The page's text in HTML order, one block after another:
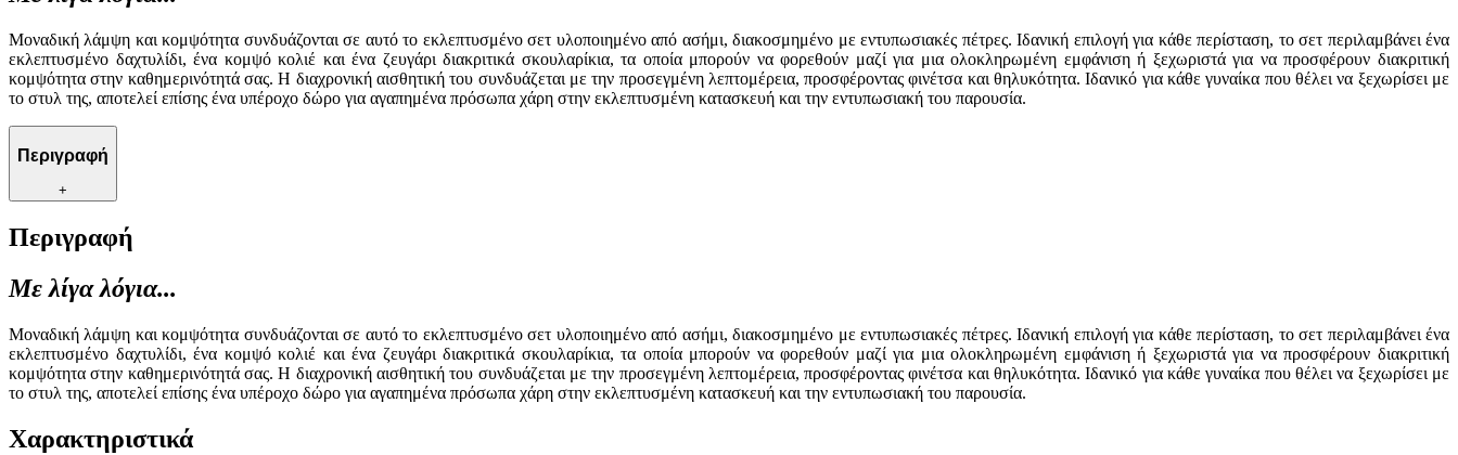
Μοναδική λάμψη και κομψότητα συνδυάζονται σε αυτό το εκλεπτυσμένο σετ υλοποιημένο από ασήμι, διακοσμημένο με εντυπωσιακές πέτρες. Ιδανική επιλογή για κάθε περίσταση, το σετ περιλαμβάνει ένα
εκλεπτυσμένο δαχτυλίδι, ένα κομψό κολιέ και ένα ζευγάρι διακριτικά σκουλαρίκια, τα οποία μπορούν να φορεθούν μαζί για μια ολοκληρωμένη εμφάνιση ή ξεχωριστά για να προσφέρουν διακριτική
κομψότητα στην καθημερινότητά σας. Η διαχρονική αισθητική του συνδυάζεται με την προσεγμένη λεπτομέρεια, προσφέροντας φινέτσα και θηλυκότητα. Ιδανικό για κάθε γυναίκα που θέλει να ξεχωρίσει με
το στυλ της, αποτελεί επίσης ένα υπέροχο δώρο για αγαπημένα πρόσωπα χάρη στην εκλεπτυσμένη κατασκευή και την εντυπωσιακή του παρουσία.
Περιγραφή
+
Περιγραφή
Με λίγα λόγια...
Μοναδική λάμψη και κομψότητα συνδυάζονται σε αυτό το εκλεπτυσμένο σετ υλοποιημένο από ασήμι, διακοσμημένο με εντυπωσιακές πέτρες. Ιδανική επιλογή για κάθε περίσταση, το σετ περιλαμβάνει ένα
εκλεπτυσμένο δαχτυλίδι, ένα κομψό κολιέ και ένα ζευγάρι διακριτικά σκουλαρίκια, τα οποία μπορούν να φορεθούν μαζί για μια ολοκληρωμένη εμφάνιση ή ξεχωριστά για να προσφέρουν διακριτική
κομψότητα στην καθημερινότητά σας. Η διαχρονική αισθητική του συνδυάζεται με την προσεγμένη λεπτομέρεια, προσφέροντας φινέτσα και θηλυκότητα. Ιδανικό για κάθε γυναίκα που θέλει να ξεχωρίσει με
το στυλ της, αποτελεί επίσης ένα υπέροχο δώρο για αγαπημένα πρόσωπα χάρη στην εκλεπτυσμένη κατασκευή και την εντυπωσιακή του παρουσία.
Χαρακτηριστικά